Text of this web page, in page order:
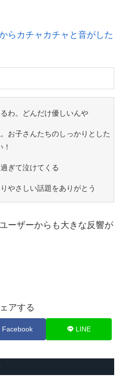
らカチャカチャと音がした
わ。どんだけ優しいんや
お子さんたちのしっかりとした
ぎて泣けてくる
やさしい話題をありがとう
ーザーからも大きな反響が
アする
Facebook LINE